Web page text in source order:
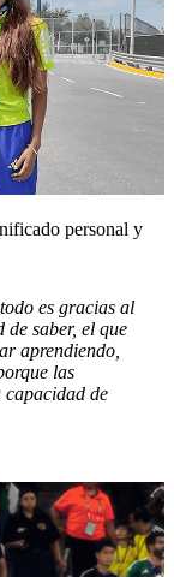
personal y
es gracias al
de saber, el que
aprendiendo,
las
capacidad de